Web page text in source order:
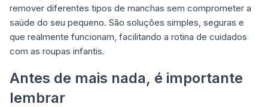
remover diferentes tipos de manchas sem comprometer a
saúde do seu pequeno. São soluções simples, seguras e
que realmente funcionam, facilitando a rotina de cuidados
com as roupas infantis.
Antes de mais nada, é importante
lembrar